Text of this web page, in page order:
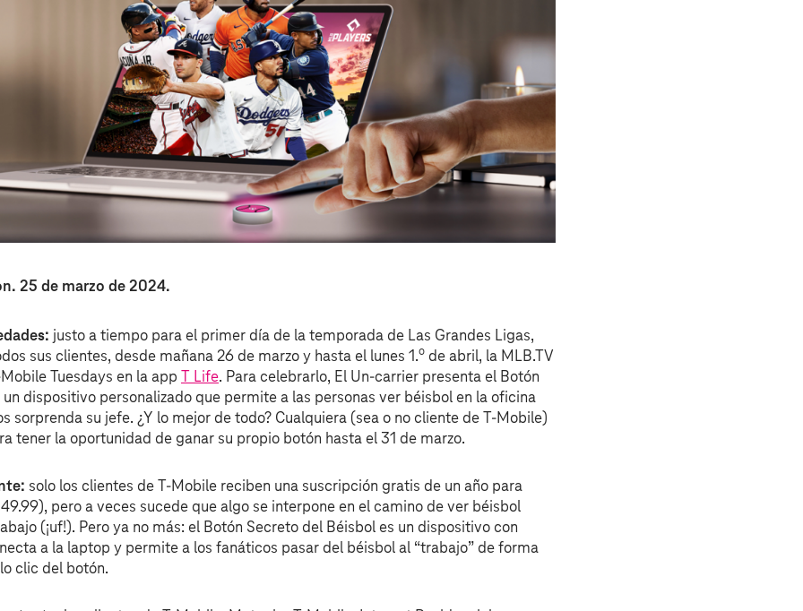
25 de marzo de 2024.
justo a tiempo para el primer día de la temporada de Las Grandes Ligas,
sus clientes, desde mañana 26 de marzo y hasta el lunes 1.o de abril, la MLB.TV
Tuesdays en la app T Life. Para celebrarlo, El Un-carrier presenta el Botón
dispositivo personalizado que permite a las personas ver béisbol en la oficina
sorprenda su jefe. ¿Y lo mejor de todo? Cualquiera (sea o no cliente de T‑Mobile)
tener la oportunidad de ganar su propio botón hasta el 31 de marzo.
solo los clientes de T‑Mobile reciben una suscripción gratis de un año para
pero a veces sucede que algo se interpone en el camino de ver béisbol
(¡uf!). Pero ya no más: el Botón Secreto del Béisbol es un dispositivo con
a la laptop y permite a los fanáticos pasar del béisbol al “trabajo” de forma
clic del botón.